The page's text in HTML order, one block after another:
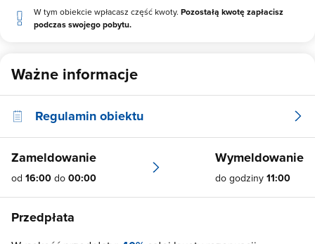
W tym obiekcie wpłacasz część kwoty. Pozostałą kwotę zapłacisz
podczas swojego pobytu.
Ważne informacje
Regulamin obiektu
Zameldowanie
od 16:00 do 00:00
Wymeldowanie
do godziny 11:00
Przedpłata